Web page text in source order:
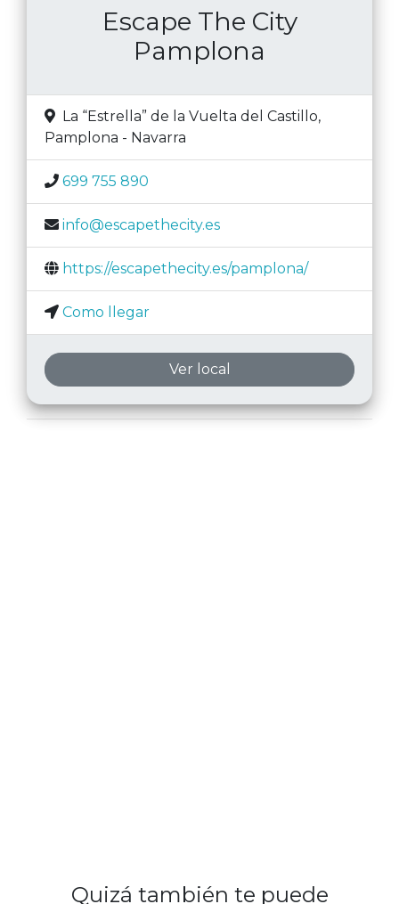
Escape The City
Pamplona
La “Estrella” de la Vuelta del Castillo,
Pamplona - Navarra
699 755 890
info@escapethecity.es
https://escapethecity.es/pamplona/
Como llegar
Ver local
Quizá también te puede